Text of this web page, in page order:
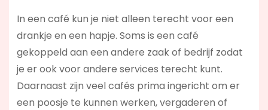
In een café kun je niet alleen terecht voor een
drankje en een hapje. Soms is een café
gekoppeld aan een andere zaak of bedrijf zodat
je er ook voor andere services terecht kunt.
Daarnaast zijn veel cafés prima ingericht om er
een poosje te kunnen werken, vergaderen of